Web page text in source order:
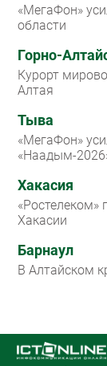
«МегаФон»
области
Горно-
Курорт
Алтая
Тыва
«МегаФон»
«Наадым-
Хакасия
«Ростелеком»
Хакасии
Барнаул
В Алтайском